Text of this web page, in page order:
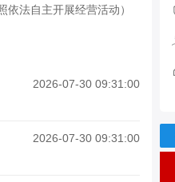
法自主开展经营活动）
2026-07-30 09:31:00
2026-07-30 09:31:00